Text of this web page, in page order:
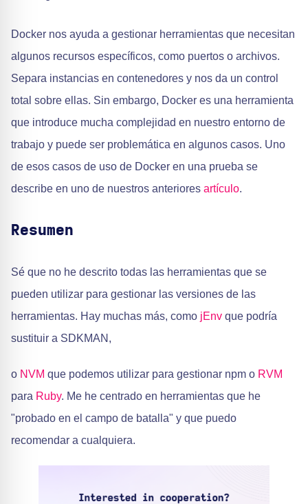
Docker nos ayuda a gestionar herramientas que necesitan
algunos recursos específicos, como puertos o archivos.
Separa instancias en contenedores y nos da un control
total sobre ellas. Sin embargo, Docker es una herramienta
que introduce mucha complejidad en nuestro entorno de
trabajo y puede ser problemática en algunos casos. Uno
de esos casos de uso de Docker en una prueba se
describe en uno de nuestros anteriores artículo.
Resumen
Sé que no he descrito todas las herramientas que se
pueden utilizar para gestionar las versiones de las
herramientas. Hay muchas más, como jEnv que podría
sustituir a SDKMAN,
o NVM que podemos utilizar para gestionar npm o RVM
para Ruby. Me he centrado en herramientas que he
"probado en el campo de batalla" y que puedo
recomendar a cualquiera.